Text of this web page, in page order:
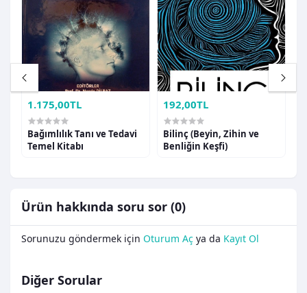
1.175,00TL
Bağımlılık Tanı ve Tedavi
Temel Kitabı
192,00TL
Bilinç (Beyin, Zihin ve
Benliğin Keşfi)
Ürün hakkında soru sor (0)
Sorunuzu göndermek için Oturum Aç ya da Kayıt Ol
Diğer Sorular